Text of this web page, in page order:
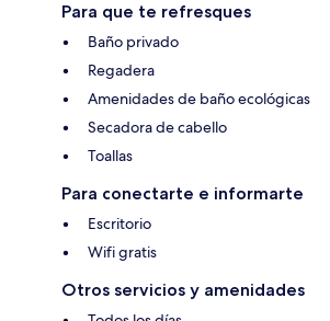
Para que te refresques
Baño privado
Regadera
Amenidades de baño ecológicas
Secadora de cabello
Toallas
Para conectarte e informarte
Escritorio
Wifi gratis
Otros servicios y amenidades